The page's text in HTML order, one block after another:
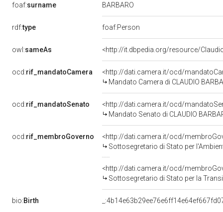
foaf:surname BARBARO
rdf:type foaf:Person
owl:sameAs <http://it.dbpedia.org/resource/
ocd:rif_mandatoCamera
<http://dati.camera.it/ocd/
Mandato Camera di CLAUDIO
ocd:rif_mandatoSenato
<http://dati.camera.it/ocd/
Mandato Senato di CLAUDIO
ocd:rif_membroGoverno
<http://dati.camera.it/ocd/
Sottosegretario di Stato per
<http://dati.camera.it/ocd/
Sottosegretario di Stato per la
bio:Birth